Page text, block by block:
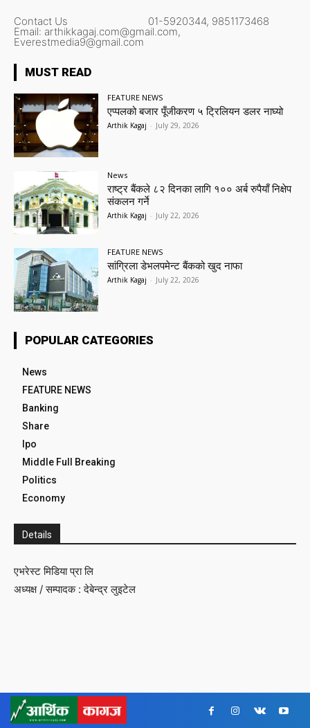
Contact Us 01-5920344, 9851173468
Email: arthikkagaj.com@gmail.com,
Everestmedia9@gmail.com
MUST READ
FEATURE NEWS
एप्पलको बजार पूँजीकरण ५ ट्रिलियन डलर नाघ्यो
Arthik Kagaj - July 29, 2026
News
राष्ट्र बैंकले ८२ दिनका लागि १०० अर्ब रुपैयाँ निक्षेप
संकलन गर्ने
Arthik Kagaj - July 22, 2026
FEATURE NEWS
सांग्रिला डेभलपमेन्ट बैंकको खुद नाफा
Arthik Kagaj - July 22, 2026
POPULAR CATEGORIES
News
FEATURE NEWS
Banking
Share
Ipo
Middle Full Breaking
Politics
Economy
Details
एभरेस्ट मिडिया प्रा लि
अध्यक्ष / सम्पादक : देबेन्द्र लुइटेल